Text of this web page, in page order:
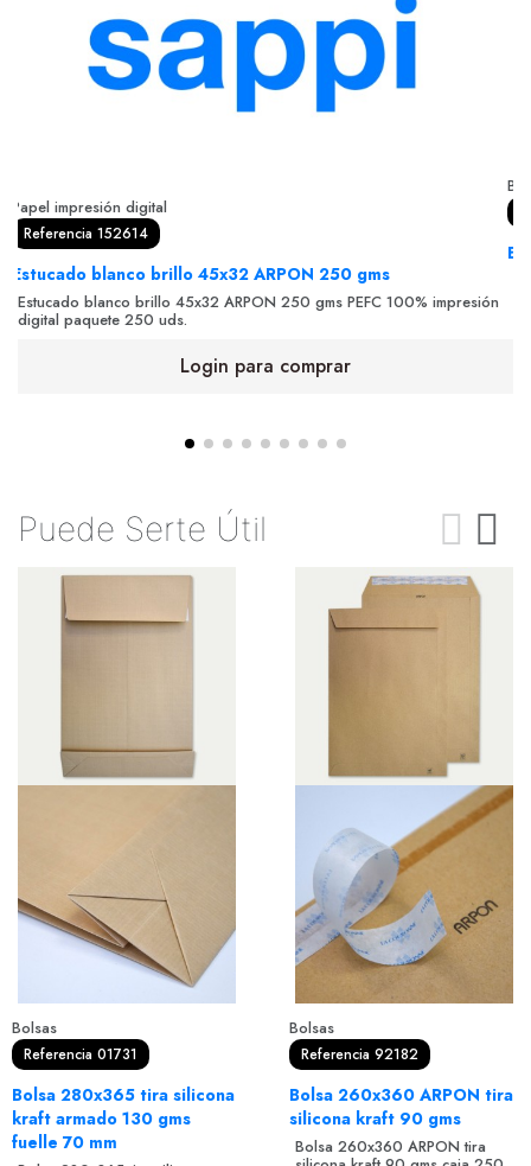
Papel impresión digital
Referencia 152614
Estucado blanco brillo 45x32 ARPON 250 gms
Estucado blanco brillo 45x32 ARPON 250 gms PEFC 100% impresión
digital paquete 250 uds.
Login para comprar
Puede Serte Útil
Bolsas
Referencia 01731
Bolsa 280x365 tira silicona
kraft armado 130 gms
fuelle 70 mm
Bolsas
Referencia 92182
Bolsa 260x360 ARPON tira
silicona kraft 90 gms
Bolsa 260x360 ARPON tira